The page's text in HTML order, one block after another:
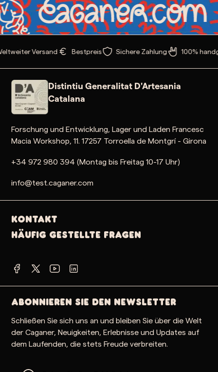
Versand Bestpreis Sichere Zahlung 100%
Distintiu Generalitat D'Artesania
Catalana
Forschung und Entwicklung, Lager und Laden Francesc
Macia Workshop, 11. 17257 Torroella de Montgrí - Girona
+34 972 980 394 (Montag bis Freitag 10-17 Uhr)
info@test.caganer.com
Kontakt
Häufig gestellte Fragen
Abonnieren Sie den Newsletter
Schließen Sie sich uns an und bleiben Sie über die Welt
der Caganer, Neuigkeiten, Erlebnisse und Updates auf
dem Laufenden, die stets Freude verbreiten.